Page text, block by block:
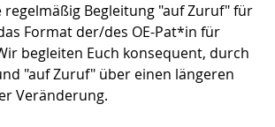
Begleitung "auf Zuruf" für
Format der/des OE-Pat*in für
begleiten Euch konsequent, durch
"auf Zuruf" über einen längeren
Veränderung.